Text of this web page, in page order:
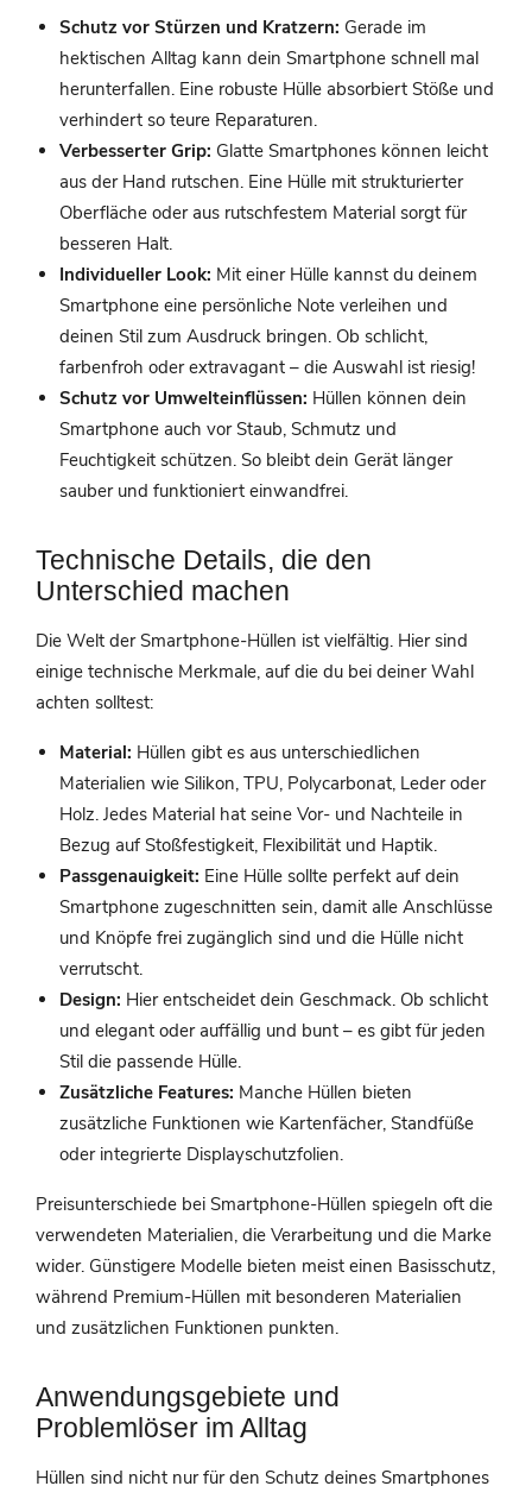
Schutz vor Stürzen und Kratzern: Gerade im
hektischen Alltag kann dein Smartphone schnell mal
herunterfallen. Eine robuste Hülle absorbiert Stöße und
verhindert so teure Reparaturen.
Verbesserter Grip: Glatte Smartphones können leicht
aus der Hand rutschen. Eine Hülle mit strukturierter
Oberfläche oder aus rutschfestem Material sorgt für
besseren Halt.
Individueller Look: Mit einer Hülle kannst du deinem
Smartphone eine persönliche Note verleihen und
deinen Stil zum Ausdruck bringen. Ob schlicht,
farbenfroh oder extravagant – die Auswahl ist riesig!
Schutz vor Umwelteinflüssen: Hüllen können dein
Smartphone auch vor Staub, Schmutz und
Feuchtigkeit schützen. So bleibt dein Gerät länger
sauber und funktioniert einwandfrei.
Technische Details, die den
Unterschied machen
Die Welt der Smartphone-Hüllen ist vielfältig. Hier sind
einige technische Merkmale, auf die du bei deiner Wahl
achten solltest:
Material: Hüllen gibt es aus unterschiedlichen
Materialien wie Silikon, TPU, Polycarbonat, Leder oder
Holz. Jedes Material hat seine Vor- und Nachteile in
Bezug auf Stoßfestigkeit, Flexibilität und Haptik.
Passgenauigkeit: Eine Hülle sollte perfekt auf dein
Smartphone zugeschnitten sein, damit alle Anschlüsse
und Knöpfe frei zugänglich sind und die Hülle nicht
verrutscht.
Design: Hier entscheidet dein Geschmack. Ob schlicht
und elegant oder auffällig und bunt – es gibt für jeden
Stil die passende Hülle.
Zusätzliche Features: Manche Hüllen bieten
zusätzliche Funktionen wie Kartenfächer, Standfüße
oder integrierte Displayschutzfolien.
Preisunterschiede bei Smartphone-Hüllen spiegeln oft die
verwendeten Materialien, die Verarbeitung und die Marke
wider. Günstigere Modelle bieten meist einen Basisschutz,
während Premium-Hüllen mit besonderen Materialien
und zusätzlichen Funktionen punkten.
Anwendungsgebiete und
Problemlöser im Alltag
Hüllen sind nicht nur für den Schutz deines Smartphones